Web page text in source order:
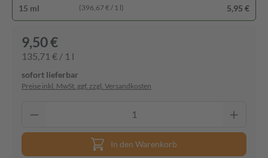
15 ml (396,67 € / 1 l) 5,95 €
9,50 €
135,71 € / 1 l
sofort lieferbar
Preise inkl. MwSt. ggf. zzgl. Versandkosten
In den Warenkorb